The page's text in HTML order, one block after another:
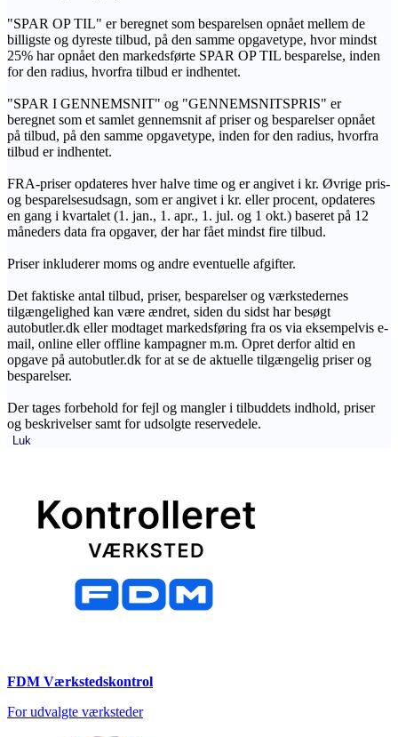
"SPAR OP TIL" er beregnet som besparelsen opnået mellem de
billigste og dyreste tilbud, på den samme opgavetype, hvor mindst
25% har opnået den markedsførte SPAR OP TIL besparelse, inden
for den radius, hvorfra tilbud er indhentet.
"SPAR I GENNEMSNIT" og "GENNEMSNITSPRIS" er
beregnet som et samlet gennemsnit af priser og besparelser opnået
på tilbud, på den samme opgavetype, inden for den radius, hvorfra
tilbud er indhentet.
FRA-priser opdateres hver halve time og er angivet i kr. Øvrige pris-
og besparelsesudsagn, som er angivet i kr. eller procent, opdateres
en gang i kvartalet (1. jan., 1. apr., 1. jul. og 1 okt.) baseret på 12
måneders data fra opgaver, der har fået mindst fire tilbud.
Priser inkluderer moms og andre eventuelle afgifter.
Det faktiske antal tilbud, priser, besparelser og værkstedernes
tilgængelighed kan være ændret, siden du sidst har besøgt
autobutler.dk eller modtaget markedsføring fra os via eksempelvis e-
mail, online eller offline kampagner m.m. Opret derfor altid en
opgave på autobutler.dk for at se de aktuelle tilgængelig priser og
besparelser.
Der tages forbehold for fejl og mangler i tilbuddets indhold, priser
og beskrivelser samt for udsolgte reservedele.
Luk
FDM Værkstedskontrol
For udvalgte værksteder